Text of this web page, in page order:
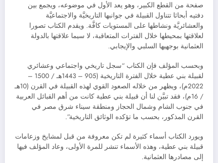
صفحة من القطع الكبير، وهو يعد الأول في موضوعه، ويجمع بين
دفتيه أبحاثا تتناول القبيلة في جوانبها التاريخيَّة والاجتماعيَّة
والعشائريَّة ونشاطها على المستويات كافَّة. ويقدم الكتاب تصورا
لعلاقتها بمحيطها خلال الفترات المتعاقبة، لا سيما علاقتها بالدولة
العثمانية بوجهيها السلبي والإيجابي.
وبحسب المؤلف فإن الكتاب “سجل تاريخي واجتماعي وعشائري
لقبيلة بني عطية خلال الفترة التاريخية (905 – 1443هـ / 1500 –
2022م)، ويظهر من خلاله الصعود القوي لهذه القبيلة في القرن (10هـ
/ 16م)، فقد تبيَّن لنا أن قبيلة بني عطية كانت من أهم القبائل العربية
في جنوب الشام وشمال الحجاز ومنطقة سيناء شرق مصر في
القرن المذكور، بحسب ما تؤكده الوثائق التاريخية”.
ويورد الكتاب أسماء كثيرة لم تكن معروفة من قبل لمشايخ وزعامات
قبيلة بني عطية، وهذه الأسماء تنشر للمرة الأولى، وعاد المؤلف فيها
إلى مصادرها العثمانية.